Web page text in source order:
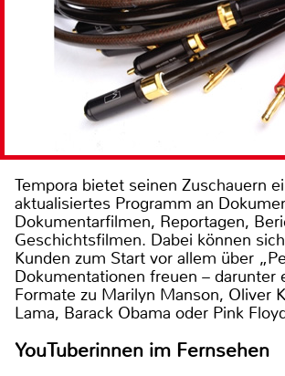
Tempora bietet seinen Zuschauern
aktualisiertes Programm an
Dokumentarfilmen, Reportagen,
Geschichtsfilmen. Dabei können
Kunden zum Start vor allem über
Dokumentationen freuen – darunter
Formate zu Marilyn Manson, Oliver
Lama, Barack Obama oder Pink
YouTuberinnen im Fernsehen